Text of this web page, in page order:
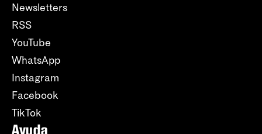
Newsletters
RSS
YouTube
WhatsApp
Instagram
Facebook
TikTok
Ayuda